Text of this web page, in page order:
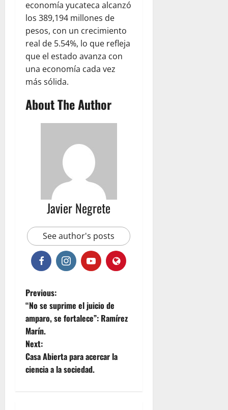
economía yucateca alcanzó
los 389,194 millones de
pesos, con un crecimiento
real de 5.54%, lo que refleja
que el estado avanza con
una economía cada vez
más sólida.
About The Author
Javier Negrete
See author's posts
P
o
s
t
Previous:
“No se suprime el juicio de
amparo, se fortalece”: Ramírez
Marín.
Next:
Casa Abierta para acercar la
ciencia a la sociedad.